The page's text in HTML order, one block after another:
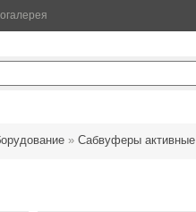
» Сабвуферы активные